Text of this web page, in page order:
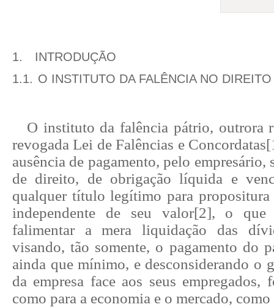
1.
INTRODUÇÃO
1.1. O INSTITUTO DA FALÊNCIA NO
O instituto da falência pátrio, outrora
revogada Lei de Falências e Concordatas
ausência de pagamento, pelo empresário,
de direito, de obrigação líquida e
qualquer título legítimo para propositura
independente de seu valor[2], o que
falimentar a mera liquidação das
visando, tão somente, o pagamento do
ainda que mínimo, e desconsiderando o
da empresa face aos seus empregados,
como para a economia e o mercado,